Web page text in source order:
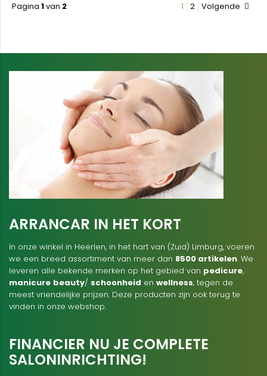
Pagina 1van 2 1 2 Volgende
ARRANCAR IN HET KORT
In onze winkel in Heerlen, in het hart van (Zuid) Limburg, voeren
we een breed assortiment van meer dan 8500 artikelen. We
leveren alle bekende merken op het gebied van pedicure,
manicure beauty/ schoonheid en wellness, tegen de
meest vriendelijke prijzen. Deze producten zijn ook terug te
vinden in onze webshop.
FINANCIER NU JE COMPLETE
SALONINRICHTING!